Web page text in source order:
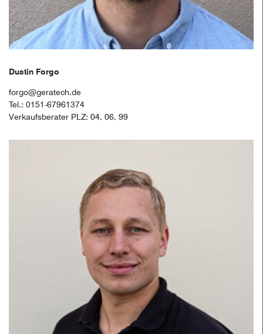
Dustin Forgo
forgo@geratech.de
Tel.: 0151-67961374
Verkaufsberater PLZ: 04, 06, 99